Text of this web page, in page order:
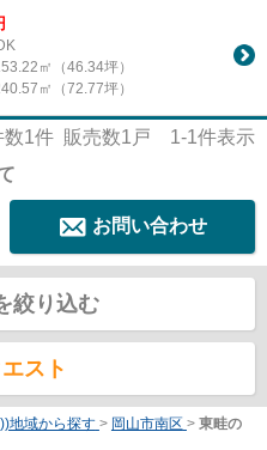
㎡（46.34坪）
㎡（72.77坪）
数1件 販売数1 戸 1-1件表示
お問い合わせ
絞り込む
スト
地域から探す > 岡山市南区 > 東畦の